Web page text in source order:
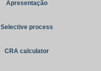
Apresentação
Selective process
CRA calculator